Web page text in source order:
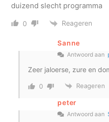
duizend slecht programma
0 Reageren
Sanne
Antwoord aan
Zeer jaloerse, zure en
0 Reageren
peter
Antwoord aan